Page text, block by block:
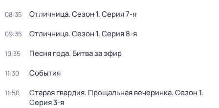
08:35 Отличница. Сезон 1. Серия 7-я
09:35 Отличница. Сезон 1. Серия 8-я
10:35 Песня года. Битва за эфир
11:30 События
11:50 Старая гвардия. Прощальная вечеринка. Сезон 1.
Серия 3-я